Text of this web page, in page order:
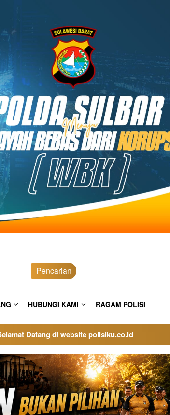
Pencarian
HUBUNGI KAMI RAGAM POLISI
Datang di website polisiku.co.id